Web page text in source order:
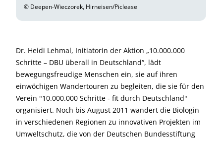
© Deepen-Wieczorek, Hirneisen/Piclease
Dr. Heidi Lehmal, Initiatorin der Aktion „10.000.000
Schritte – DBU überall in Deutschland“, lädt
bewegungsfreudige Menschen ein, sie auf ihren
einwöchigen Wandertouren zu begleiten, die sie für den
Verein "10.000.000 Schritte - fit durch Deutschland"
organisiert. Noch bis August 2011 wandert die Biologin
in verschiedenen Regionen zu innovativen Projekten im
Umweltschutz, die von der Deutschen Bundesstiftung